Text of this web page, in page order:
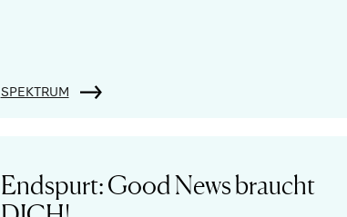
SPEKTRUM
Endspurt: Good News braucht